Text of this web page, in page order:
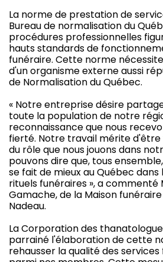
La norme de prestation de
Bureau de normalisation du
procédures professionnelles
hauts standards de
funéraire. Cette norme
d'un organisme externe aussi
de Normalisation du Québec.
« Notre entreprise désire
toute la population de notre
reconnaissance que nous
fierté. Notre travail mérite d'être
du rôle que nous jouons dans
pouvons dire que, tous
se fait de mieux au Québec
rituels funéraires », a commenté
Gamache, de la Maison
Nadeau.
La Corporation des
parrainé l'élaboration de cette
rehausser la qualité des